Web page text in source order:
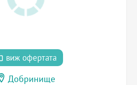
виж офертата
Добринище